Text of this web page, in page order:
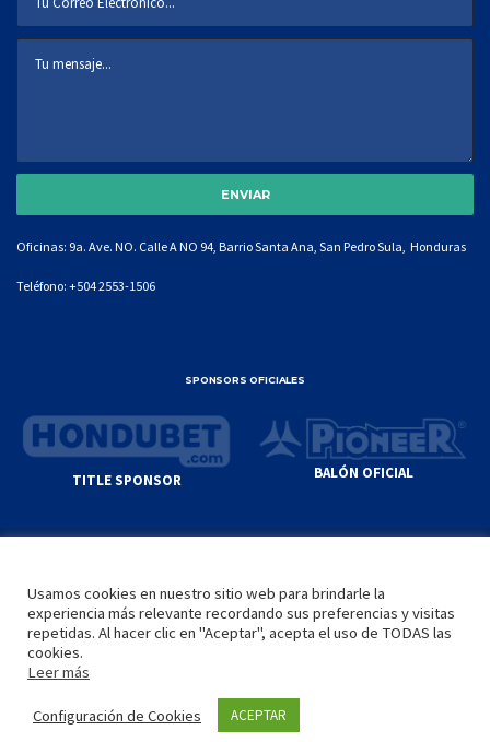
Oficinas: 9a. Ave. NO. Calle A NO 94, Barrio Santa Ana, San Pedro Sula, Honduras
Teléfono: +504 2553-1506
SPONSORS OFICIALES
TITLE SPONSOR BALÓN OFICIAL
YOUTUBE TERMS OF SERVICE
PRIVACY POLICY
POLÍTICA DE PRIVACIDAD
INICIO
by
Usamos cookies en nuestro sitio web para brindarle la
experiencia más relevante recordando sus preferencias y visitas
repetidas. Al hacer clic en "Aceptar", acepta el uso de TODAS las
cookies.
Leer más
Configuración de Cookies ACEPTAR